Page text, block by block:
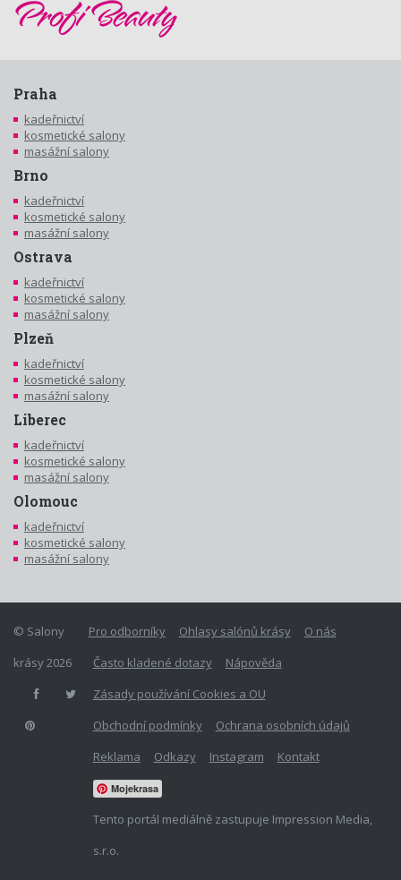
Praha
kadeřnictví
kosmetické salony
masážní salony
Brno
kadeřnictví
kosmetické salony
masážní salony
Ostrava
kadeřnictví
kosmetické salony
masážní salony
Plzeň
kadeřnictví
kosmetické salony
masážní salony
Liberec
kadeřnictví
kosmetické salony
masážní salony
Olomouc
kadeřnictví
kosmetické salony
masážní salony
Pro odborníky Ohlasy salónů krásy
O nás
Často kladené dotazy
Nápověda
Zásady používání Cookies a OU
Obchodní podmínky
Ochrana osobních údajů
Reklama
Odkazy Instagram Kontakt
Mojekrasa
Tento portál mediálně zastupuje Impression Media,
s.r.o.
© Salony
krásy 2026